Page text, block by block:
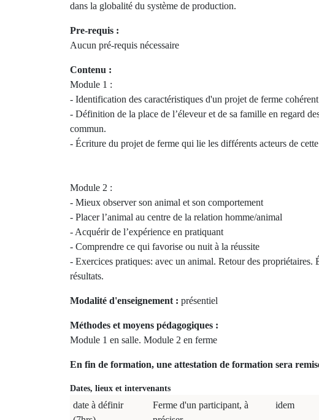
dans la globalité du système de production.
Pre-requis :
Aucun pré-requis nécessaire
Contenu :
Module 1 :
- Identification des caractéristiques d'un projet de ferme
- Définition de la place de l’éleveur et de sa famille en regard
commun.
- Écriture du projet de ferme qui lie les différents acteurs de
Module 2 :
- Mieux observer son animal et son comportement
- Placer l’animal au centre de la relation homme/animal
- Acquérir de l’expérience en pratiquant
- Comprendre ce qui favorise ou nuit à la réussite
- Exercices pratiques: avec un animal. Retour des
résultats.
Modalité d'enseignement : présentiel
Méthodes et moyens pédagogiques :
Module 1 en salle. Module 2 en ferme
En fin de formation, une attestation de formation sera
Dates, lieux et intervenants
date à définir
Ferme d'un participant, à
idem